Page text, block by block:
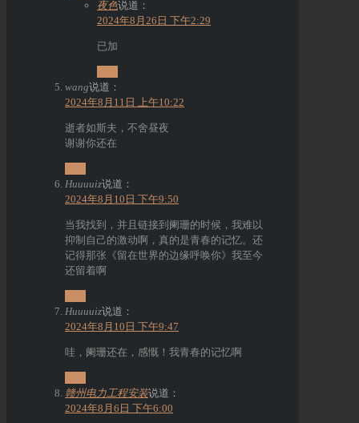
夜色说道：
2024年8月26日 下午2:29
已加
wang说道：
2024年8月11日 上午10:22
逝者如斯夫，不舍昼夜
谢谢你还在
Huuuuiz说道：
2024年8月10日 下午9:50
当我找到，并且链接到阑珊的时候，我难以
抑制自己的激动啊，真的是青春的记忆。还
记得那张《留在世界的边缘呼唤你》我至今
还留着啊
Huuuuiz说道：
2024年8月10日 下午9:47
哇，阑珊还在，感慨！我青春的记忆啊
赣州电力工程安装说道：
2024年8月6日 下午6:00